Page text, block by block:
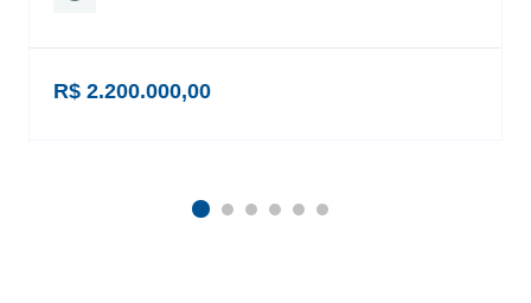
R$ 2.200.000,00